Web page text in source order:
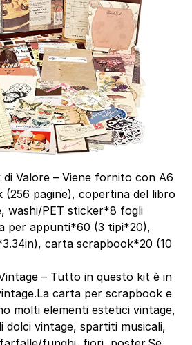
Valore – Viene fornito con A6
(256 pagine), copertina del libro
washi/PET sticker*8 fogli
per appunti*60 (3 tipi*20),
carta scrapbook*20 (10
– Tutto in questo kit è in
carta per scrapbook e
molti elementi estetici vintage,
dolci vintage, spartiti musicali,